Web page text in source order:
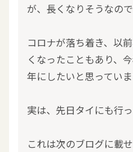
が、長くなりそうなの
コロナが落ち着き、以
くなったこともあり、
年にしたいと思っていま
実は、先日タイにも行っ
これは次のブログに載